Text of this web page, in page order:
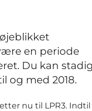
en periode
Du kan stadig
og med 2018.
nu til LPR3. Indtil